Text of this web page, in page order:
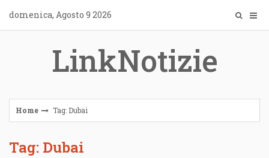
content
domenica, Agosto 9 2026
LinkNotizie
Home Tag: Dubai
Tag: Dubai